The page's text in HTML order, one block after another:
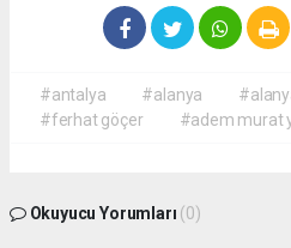
#antalya #alanya
#ferhat göçer
#adem murat
Okuyucu Yorumları (0)